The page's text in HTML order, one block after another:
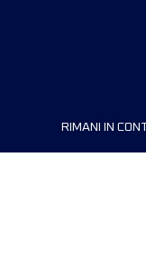
RIMANI IN